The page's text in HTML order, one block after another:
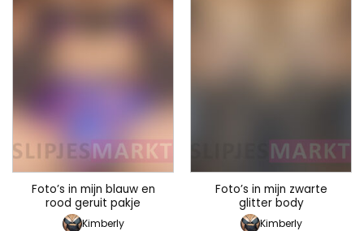
Foto’s in mijn blauw en
rood geruit pakje
Kimberly
Foto’s in mijn zwarte
glitter body
Kimberly